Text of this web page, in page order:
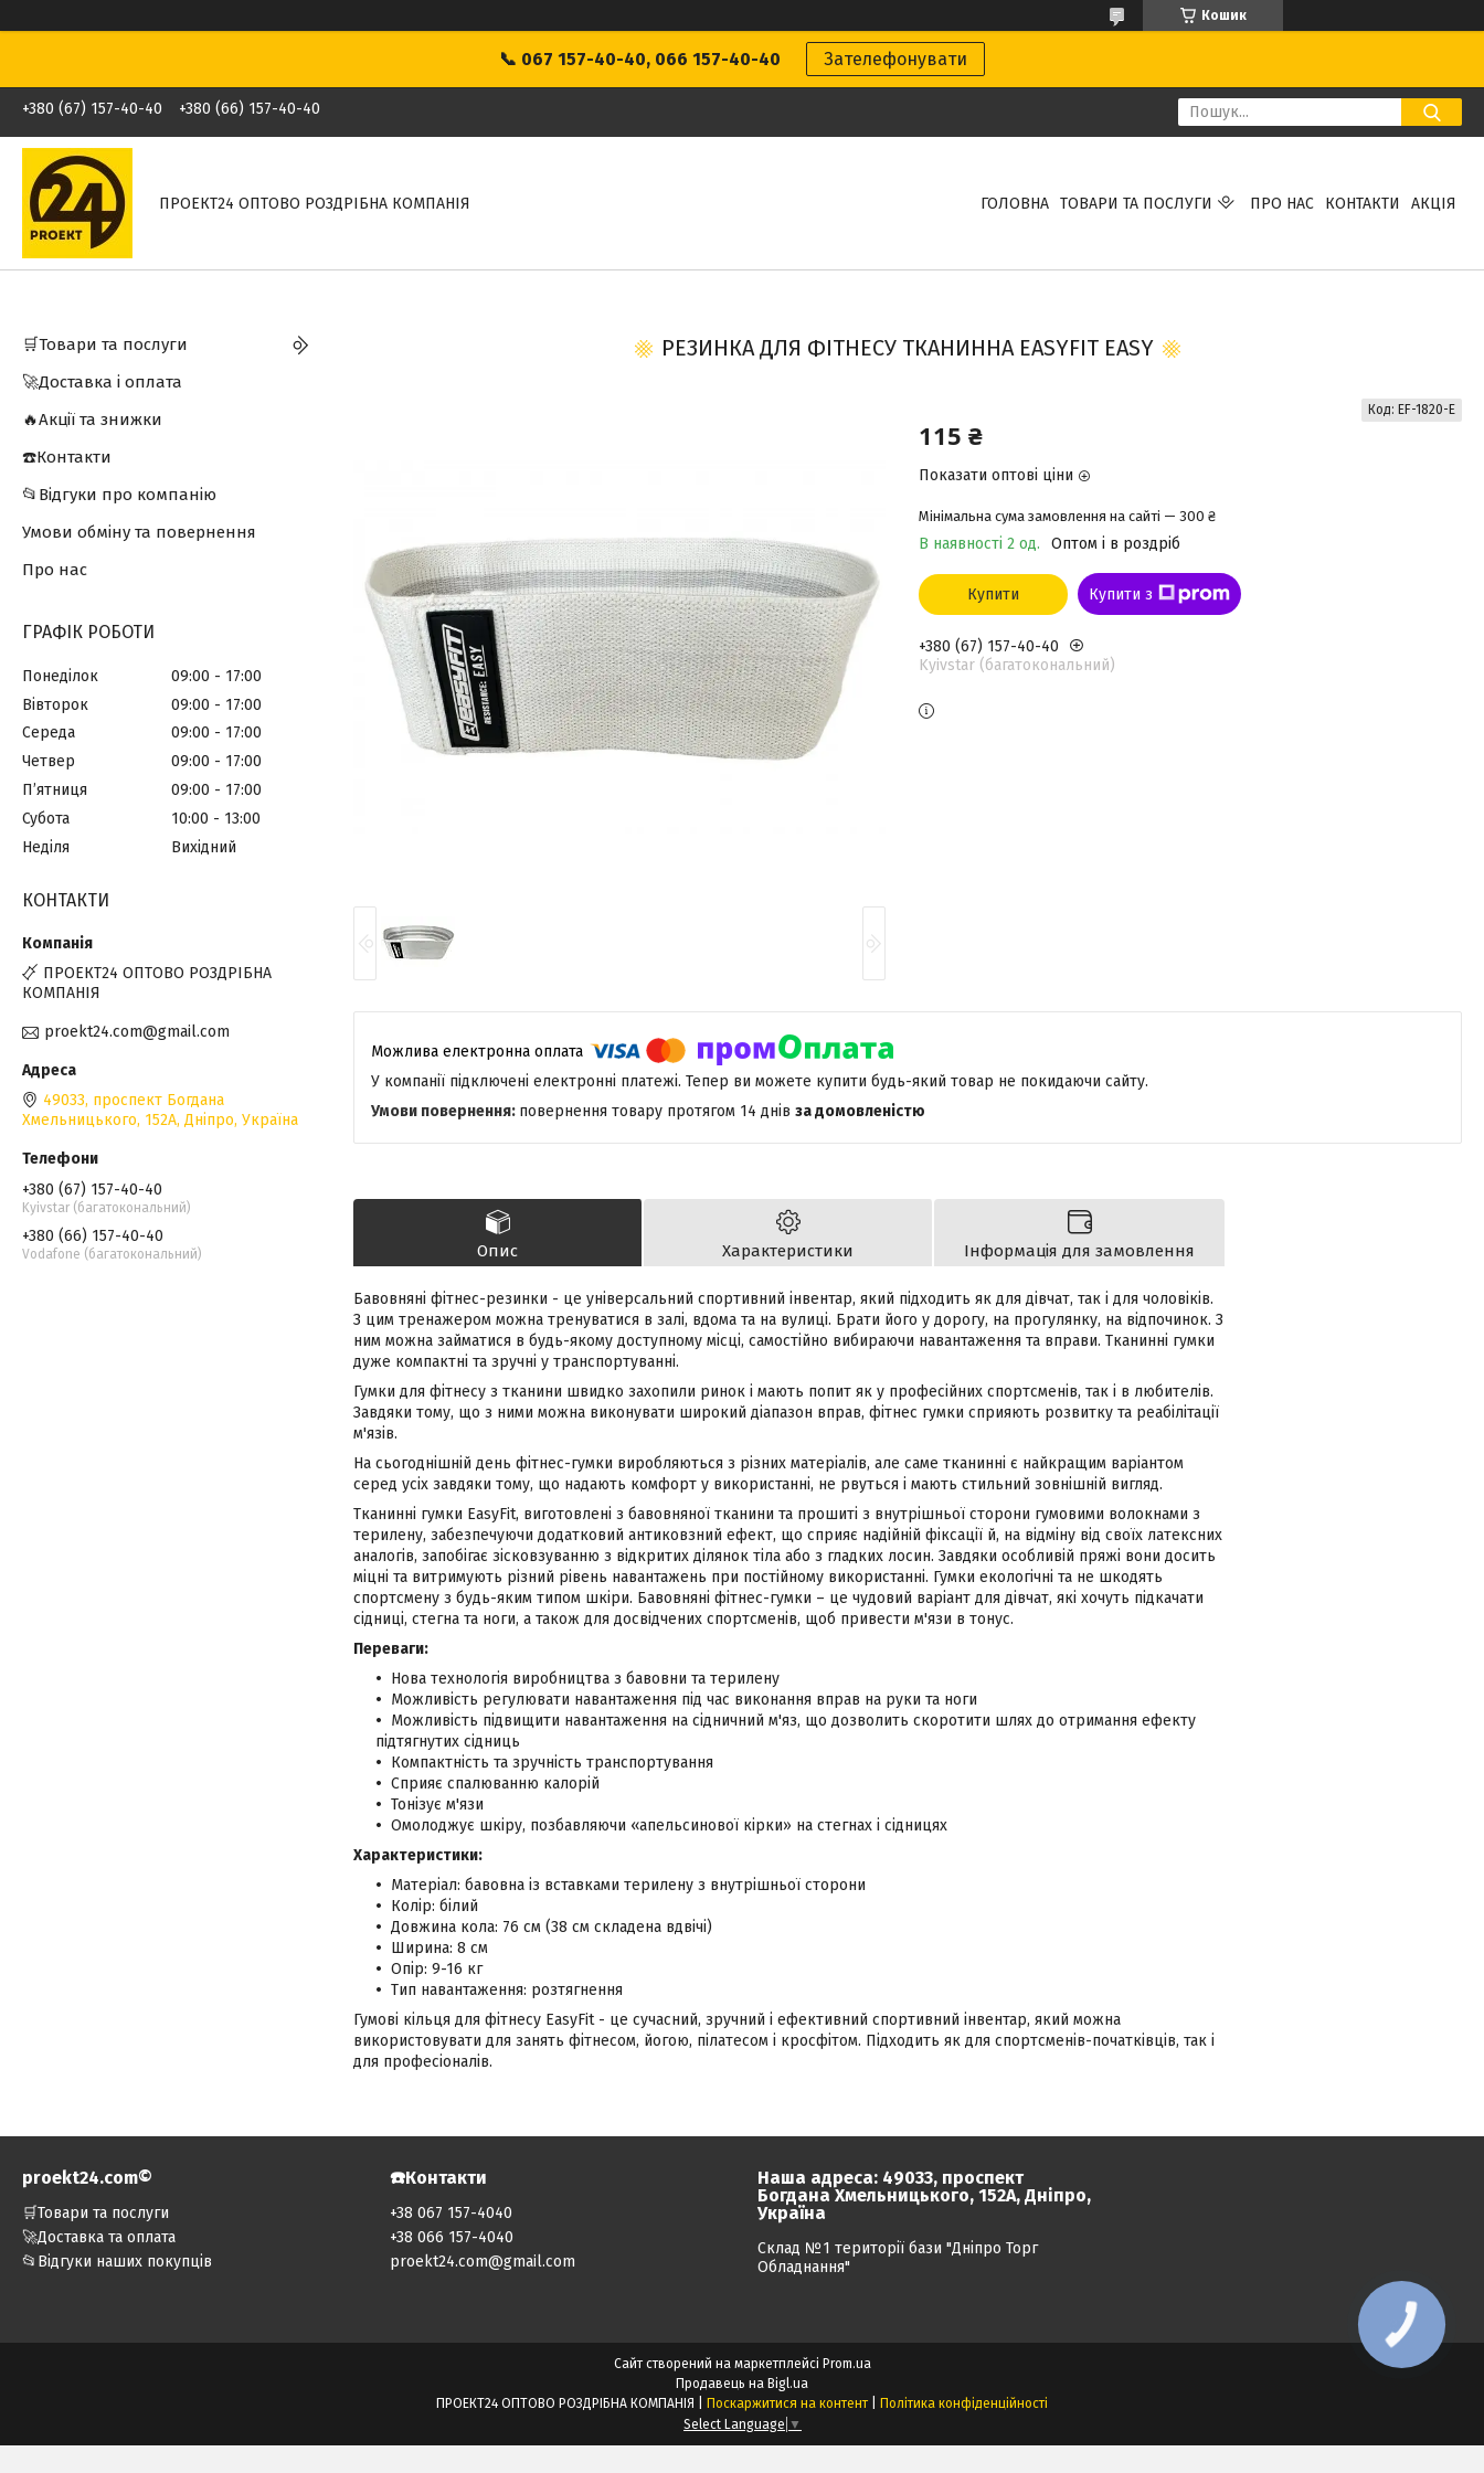
Кошик
📞 067 157-40-40, 066 157-40-40 Зателефонувати
+380 (67) 157-40-40 +380 (66) 157-40-40
ПРОЕКТ24 ОПТОВО РОЗДРІБНА КОМПАНІЯ ГОЛОВНА ТОВАРИ ТА ПОСЛУГИ ПРО НАС КОНТАКТИ АКЦІЯ
РЕЗИНКА ДЛЯ ФІТНЕСУ ТКАНИННА EASYFIT EASY
115 ₴
Показати оптові ціни
Мінімальна сума замовлення на сайті — 300 ₴
В наявності 2 од. Оптом і в роздріб
Код: EF-1820-E
Купити Купити з
+380 (67) 157-40-40
Kyivstar (багатокональний)
У компанії підключені електронні платежі. Тепер ви можете купити будь-який товар не покидаючи сайту.
повернення товару протягом 14 днів за домовленістю
Опис Характеристики Інформація для замовлення
Бавовняні фітнес-резинки - це універсальний спортивний інвентар, який підходить як для дівчат, так і для чоловіків.
З цим тренажером можна тренуватися в залі, вдома та на вулиці. Брати його у дорогу, на прогулянку, на відпочинок. З
ним можна займатися в будь-якому доступному місці, самостійно вибираючи навантаження та вправи. Тканинні гумки
дуже компактні та зручні у транспортуванні.
Гумки для фітнесу з тканини швидко захопили ринок і мають попит як у професійних спортсменів, так і в любителів.
Завдяки тому, що з ними можна виконувати широкий діапазон вправ, фітнес гумки сприяють розвитку та реабілітації
м'язів.
На сьогоднішній день фітнес-гумки виробляються з різних матеріалів, але саме тканинні є найкращим варіантом
серед усіх завдяки тому, що надають комфорт у використанні, не рвуться і мають стильний зовнішній вигляд.
Тканинні гумки EasyFit, виготовлені з бавовняної тканини та прошиті з внутрішньої сторони гумовими волокнами з
терилену, забезпечуючи додатковий антиковзний ефект, що сприяє надійній фіксації й, на відміну від своїх латексних
аналогів, запобігає зісковзуванню з відкритих ділянок тіла або з гладких лосин. Завдяки особливій пряжі вони досить
міцні та витримують різний рівень навантажень при постійному використанні. Гумки екологічні та не шкодять
спортсмену з будь-яким типом шкіри. Бавовняні фітнес-гумки – це чудовий варіант для дівчат, які хочуть підкачати
сідниці, стегна та ноги, а також для досвідчених спортсменів, щоб привести м'язи в тонус.
Переваги:
Нова технологія виробництва з бавовни та терилену
Можливість регулювати навантаження під час виконання вправ на руки та ноги
Можливість підвищити навантаження на сідничний м'яз, що дозволить скоротити шлях до отримання ефекту
підтягнутих сідниць
Компактність та зручність транспортування
Сприяє спалюванню калорій
Тонізує м'язи
Омолоджує шкіру, позбавляючи «апельсинової кірки» на стегнах і сідницях
Характеристики:
Матеріал: бавовна із вставками терилену з внутрішньої сторони
Колір: білий
Довжина кола: 76 см (38 см складена вдвічі)
Ширина: 8 см
Опір: 9-16 кг
Тип навантаження: розтягнення
Гумові кільця для фітнесу EasyFit - це сучасний, зручний і ефективний спортивний інвентар, який можна
використовувати для занять фітнесом, йогою, пілатесом і кросфітом. Підходить як для спортсменів-початківців, так і
для професіоналів.
🛒Товари та послуги
🚀Доставка і оплата
🔥Акції та знижки
☎️Контакти
📂Відгуки про компанію
Умови обміну та повернення
Про нас
ГРАФІК РОБОТИ
Понеділок 09:00
17:00
Вівторок
09:00
17:00
Середа
09:00
17:00
Четвер
09:00
17:00
Пʼятниця
09:00
17:00
Субота
10:00
13:00
Неділя
Вихідний
КОНТАКТИ
ПРОЕКТ24 ОПТОВО РОЗДРІБНА
КОМПАНІЯ
proekt24.com@gmail.com
49033, проспект Богдана
Хмельницького, 152А, Дніпро, Україна
+380 (67) 157-40-40
Kyivstar (багатокональний)
+380 (66) 157-40-40
Vodafone (багатокональний)
proekt24.com©️
🛒Товари та послуги
🚀Доставка та оплата
📂Відгуки наших покупців
☎️Контакти
+38 067 157-4040
+38 066 157-4040
proekt24.com@gmail.com
Наша адреса: 49033, проспект
Богдана Хмельницького, 152А, Дніпро,
Україна
Склад №1 території бази "Дніпро Торг
Обладнання"
Сайт створений на маркетплейсі Prom.ua
Продавець на Bigl.ua
Поскаржитися на контент
Політика конфіденційності
Select Language ▼